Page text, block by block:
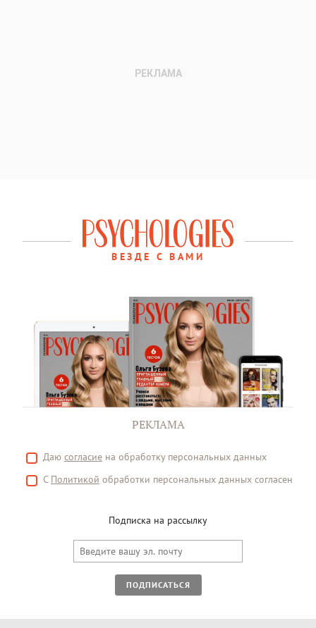
ВЕЗДЕ С ВАМИ
РЕКЛАМА
Даю согласие на обработку персональных данных
С Политикой обработки персональных данных согласен
Подписка на рассылку
ПОДПИСАТЬСЯ